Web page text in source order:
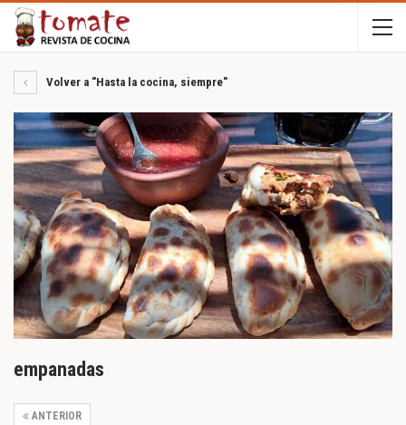
Volver a "Hasta la cocina, siempre"
empanadas
ANTERIOR